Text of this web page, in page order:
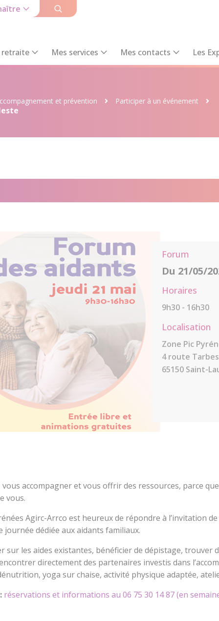
retraite Mes services Mes contacts Les
et prévention Participer à un événement
Forum
Du 21/05/
Horaires
9h30 - 16h30
Localisation
Zone Pic
4 route
65150 Saint-
accompagner et vous offrir des ressources, parce
vous.
Agirc-Arrco est heureux de répondre à l’invitation de
journée dédiée aux aidants familiaux.
les aides existantes, bénéficier de dépistage, trouver
directement des partenaires investis dans
yoga sur chaise, activité physique adaptée,
réservations et informations au 06 75 30 14 87 (en